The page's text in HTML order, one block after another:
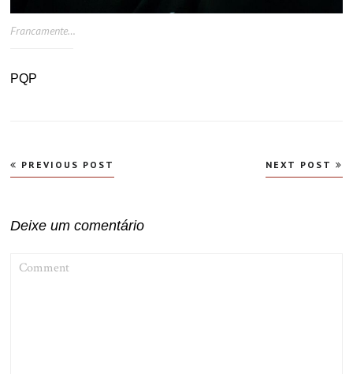
Francamente…
PQP
Navegação
de
PREVIOUS POST NEXT POST
Deixe um comentário